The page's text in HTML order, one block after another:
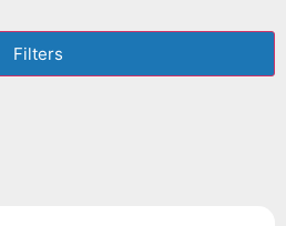
Filters